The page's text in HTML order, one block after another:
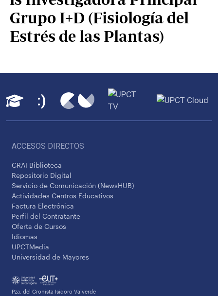
Grupo I+D (Fisiología del
Estrés de las Plantas)
ACCESOS DIRECTOS
CRAI Biblioteca
Repositorio Digital
Servicio de Comunicación (NewsHUB)
Actividades Centros Educativos
Factura Electrónica
Perfil del Contratante
Oferta de Cursos
Idiomas
UPCTMedia
Universidad de Mayores
Pza. del Cronista Isidoro Valverde